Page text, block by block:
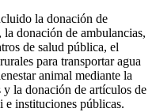
la donación de
la donación de ambulancias,
de salud pública, el
para transportar agua
animal mediante la
y la donación de artículos de
e instituciones públicas.